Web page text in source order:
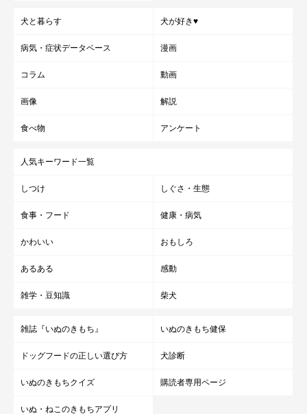
犬と暮らす 犬が好き♥
病気・症状データベース 漫画
コラム 動画
画像 解説
食べ物 アンケート
人気キーワード一覧
しつけ しぐさ・生態
食事・フード 健康・病気
かわいい おもしろ
あるある 感動
雑学・豆知識 柴犬
雑誌『いぬのきもち』 いぬのきもち健保
ドッグフードの正しい選び方 犬診断
いぬのきもちクイズ 購読者専用ページ
いぬ・ねこのきもちアプリ